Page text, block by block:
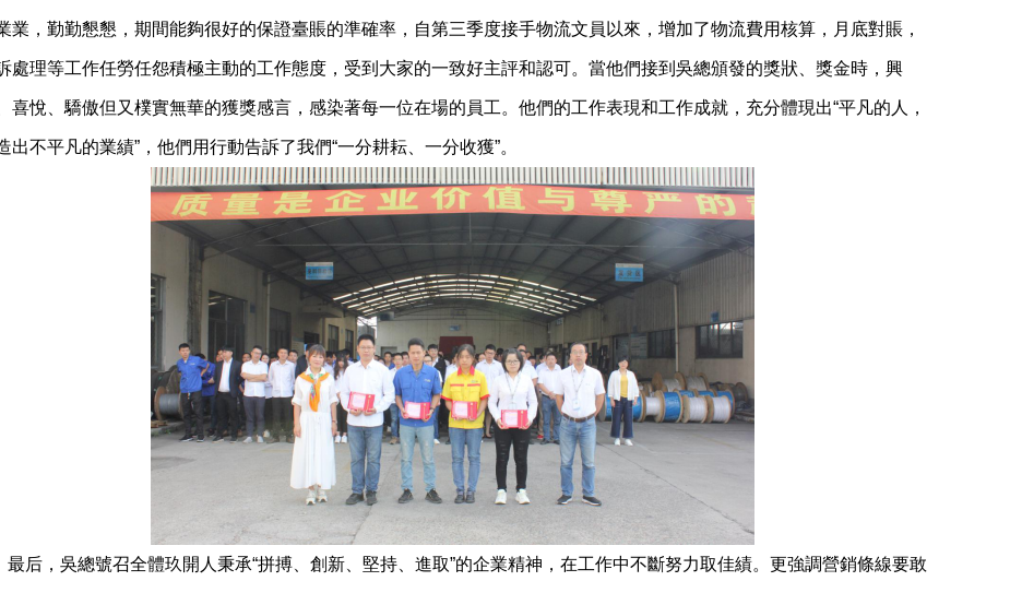
業，勤勤懇懇，期間能夠很好的保證臺賬的準確率，自第三季度接手物流文員以來，增加了物流費用核算，月底對賬，
處理等工作任勞任怨積極主動的工作態度，受到大家的一致好主評和認可。當他們接到吳總頒發的獎狀、獎金時，興
喜悅、驕傲但又樸實無華的獲獎感言，感染著每一位在場的員工。他們的工作表現和工作成就，充分體現出“平凡的人，
出不平凡的業績”，他們用行動告訴了我們“一分耕耘、一分收獲”。
后，吳總號召全體玖開人秉承“拼搏、創新、堅持、進取”的企業精神，在工作中不斷努力取佳績。更強調營銷條線要敢